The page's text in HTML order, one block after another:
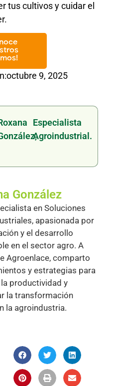
tus cultivos y cuidar el
octubre 9, 2025
Especialista
Agroindustrial.
González
en Soluciones
apasionada por
y el desarrollo
en el sector agro. A
Agroenlace, comparto
y estrategias para
productividad y
la transformación
la agroindustria.